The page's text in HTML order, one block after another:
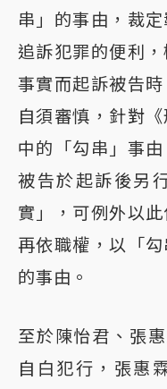
串」的事由，裁
追訴犯罪的便利
事實而起訴被告
自須審慎，針對
中的「勾串」事
被告於起訴後另
實」，可例外以
再依職權，以「
的事由。
至於陳怡君、張
自白犯行，張惠